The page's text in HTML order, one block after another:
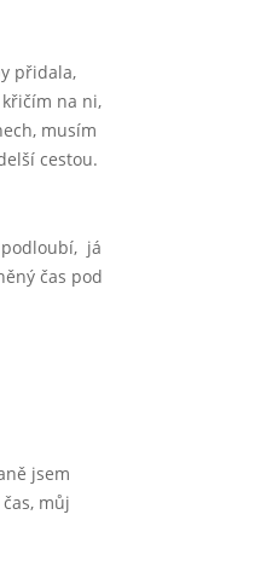
přidala,
na ni,
musím
cestou.
podloubí, já
čas pod
jsem
můj